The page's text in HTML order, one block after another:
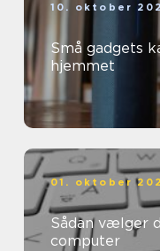
10. oktober
Små gadgets
hjemmet
01. oktober
Sådan vælger
computer